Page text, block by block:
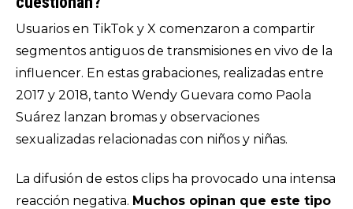
Usuarios en TikTok y X comenzaron a compartir
segmentos antiguos de transmisiones en vivo de la
influencer. En estas grabaciones, realizadas entre
2017 y 2018, tanto Wendy Guevara como Paola
Suárez lanzan bromas y observaciones
sexualizadas relacionadas con niños y niñas.
La difusión de estos clips ha provocado una intensa
reacción negativa. Muchos opinan que este tipo